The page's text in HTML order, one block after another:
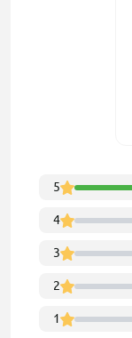
5
4
3
2
1